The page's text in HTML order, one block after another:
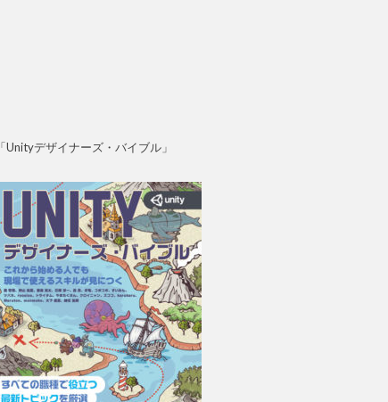
「Unityデザイナーズ・バイブル」